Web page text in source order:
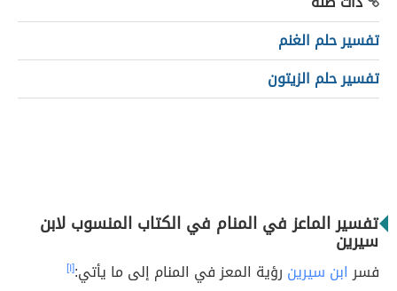
تفسير حلم الغنم
تفسير حلم الزيتون
تفسير الماعز في المنام في الكتاب المنسوب لابن
سيرين
فسرابن سيرين رؤية المعز في المنام إلى ما يأتي:[١]